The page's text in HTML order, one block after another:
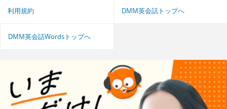
利用規約 DMM英会話トップへ
DMM英会話Wordsトップへ